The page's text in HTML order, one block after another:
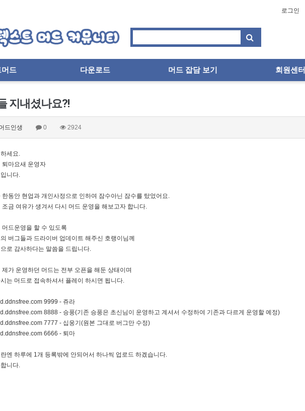
로그인
드 다운로드 머드 잡담 보기 회원센터
지내셨나요?!
드인생 0 2924
세요.
퇴마요새 운영자
니다.
한동안 현업과 개인사정으로 인하여 잠수아닌 잠수를 탔었어요.
조금 여유가 생겨서 다시 머드 운영을 해보고자 합니다.
머드운영을 할 수 있도록
버그들과 드라이버 업데이트 해주신 호랭이님께
로 감사하다는 말씀을 드립니다.
제가 운영하던 머드는 전부 오픈을 해둔 상태이며
는 머드로 접속하셔서 플레이 하시면 됩니다.
9999 - 쥬라
8888 - 승풍(기존 승풍은 초신님이 운영하고 계셔서 수정하여 기존과 다르게 운영할 예정)
7777 - 십웅기(원본 그대로 버그만 수정)
6666 - 퇴마
엔 하루에 1개 등록밖에 안되어서 하나씩 업로드 하겠습니다.
니다.